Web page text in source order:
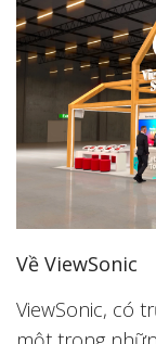
Về ViewSonic
ViewSonic, có